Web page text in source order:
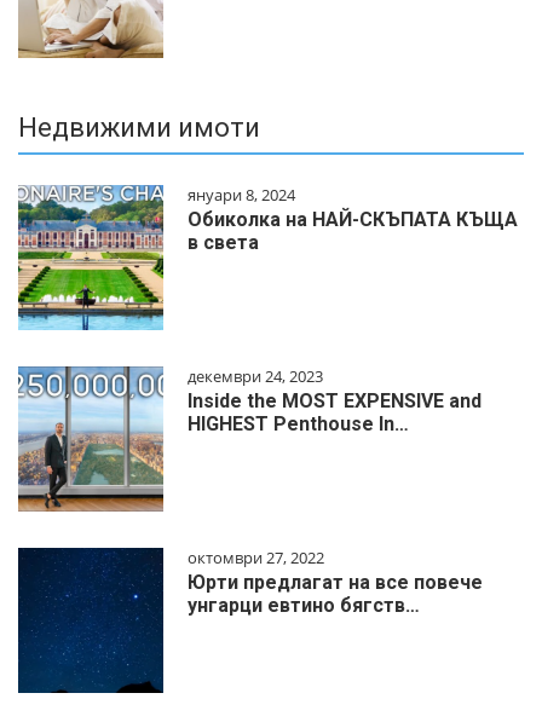
Недвижими имоти
януари 8, 2024
Обиколка на НАЙ-СКЪПАТА КЪЩА
в света
декември 24, 2023
Inside the MOST EXPENSIVE and
HIGHEST Penthouse In…
октомври 27, 2022
Юрти предлагат на все повече
унгарци евтино бягств…